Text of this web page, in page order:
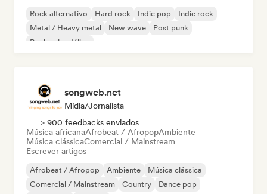
Rock alternativo Hard rock Indie pop
Indie rock
Metal / Heavy metal
New wave
Post punk
Rock psicodélico
songweb.net
Mídia/Jornalista
> 900 feedbacks enviados
Música africanaAfrobeat / AfropopAmbiente
Música clássicaComercial / Mainstream
Escrever artigos
Afrobeat / Afropop Ambiente
Música clássica
Comercial / Mainstream
Country Dance pop